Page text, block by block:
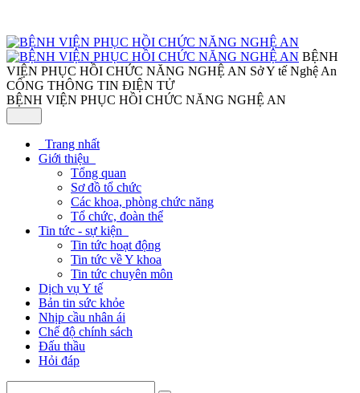
BỆNH
VIỆN PHỤC HỒI CHỨC NĂNG NGHỆ AN Sở Y tế Nghệ An
CỔNG THÔNG TIN ĐIỆN TỬ
BỆNH VIỆN PHỤC HỒI CHỨC NĂNG NGHỆ AN
Trang nhất
Giới thiệu
Tổng quan
Sơ đồ tổ chức
Các khoa, phòng chức năng
Tổ chức, đoàn thể
Tin tức - sự kiện
Tin tức hoạt động
Tin tức về Y khoa
Tin tức chuyên môn
Dịch vụ Y tế
Bản tin sức khỏe
Nhịp cầu nhân ái
Chế độ chính sách
Đấu thầu
Hỏi đáp